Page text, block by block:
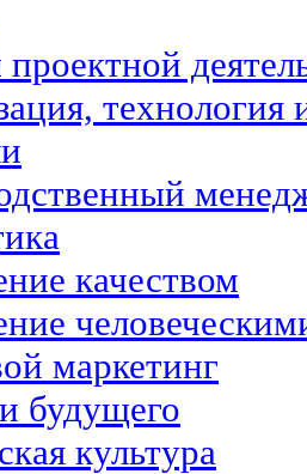
технология
качеством
маркетинг
будущего
культура